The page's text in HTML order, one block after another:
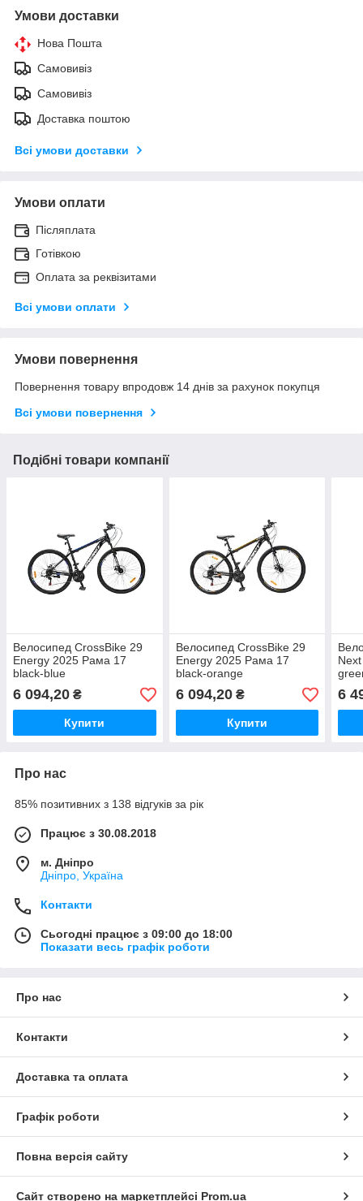
Умови доставки
Нова Пошта
Самовивіз
Самовивіз
Доставка поштою
Всі умови доставки
Умови оплати
Післяплата
Готівкою
Оплата за реквізитами
Всі умови оплати
Умови повернення
Повернення товару впродовж 14 днів за рахунок покупця
Всі умови повернення
Подібні товари компанії
Велосипед CrossBike 29
Energy 2025 Рама 17
black-blue
6 094,20 ₴
Купити
Велосипед CrossBike 29
Energy 2025 Рама 17
black-orange
6 094,20₴
Купити
6
Про нас
85% позитивних з 138 відгуків за рік
Працює з 30.08.2018
м. Дніпро
Дніпро, Україна
Контакти
Сьогодні працює з 09:00 до 18:00
Показати весь графік роботи
Про нас
Контакти
Доставка та оплата
Графік роботи
Повна версія сайту
Сайт створено на маркетплейсі Prom.ua